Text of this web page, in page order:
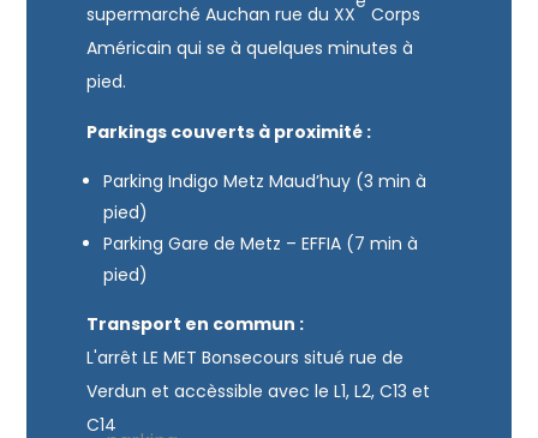
supermarché Auchan rue du XX
Corps
Américain qui se à quelques minutes à
pied.
Parkings couverts à proximité :
Parking Indigo Metz Maud’huy (3 min à
pied)
Parking Gare de Metz – EFFIA (7 min à
pied)
Transport en commun :
L'arrêt LE MET Bonsecours situé rue de
Verdun et accèssible avec le L1, L2, C13 et
C14